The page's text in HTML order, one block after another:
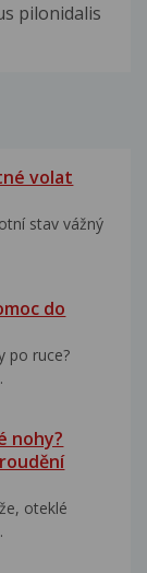
pilonidalis
volat
stav vážný
do
po ruce?
nohy?
oteklé